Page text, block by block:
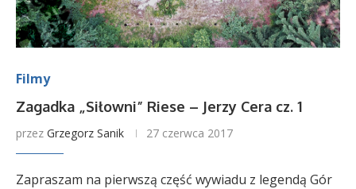
Filmy
Zagadka „Siłowni” Riese – Jerzy Cera cz. 1
przez Grzegorz Sanik 27 czerwca 2017
Zapraszam na pierwszą część wywiadu z legendą Gór